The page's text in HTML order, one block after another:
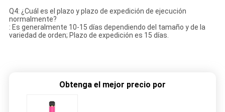
Q4: ¿Cuál es el plazo y plazo de expedición de ejecución
normalmente?
: Es generalmente 10-15 días dependiendo del tamaño y de la
variedad de orden; Plazo de expedición es 15 días.
Obtenga el mejor precio por